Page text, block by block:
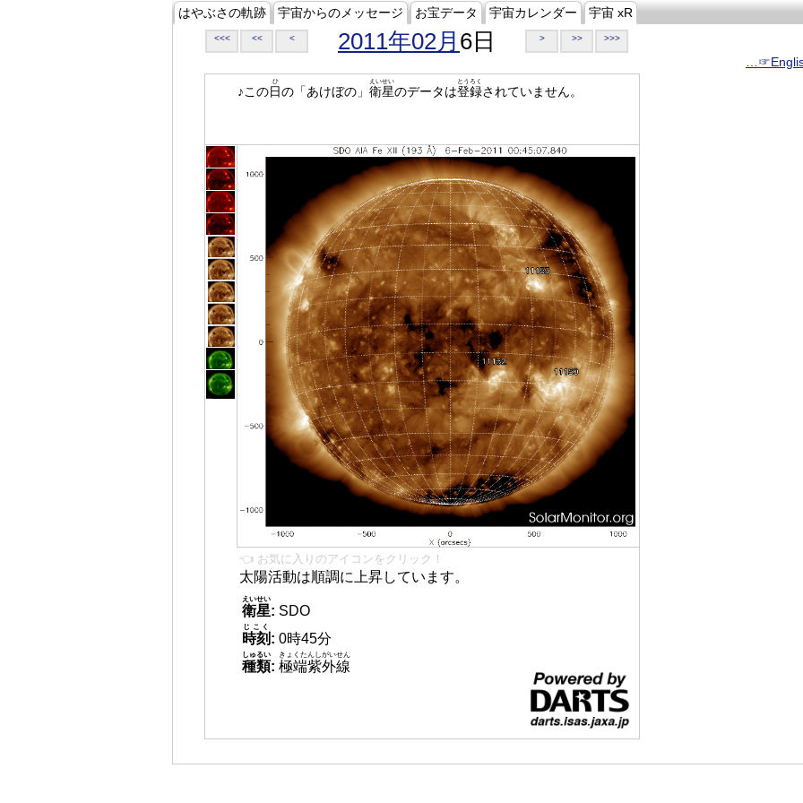
はやぶさの軌跡 宇宙からのメッセージ お宝データ 宇宙カレンダー 宇宙 xR
<<< << < 2011年02月 6日 > >> >>>
♪この日
ひ
の「あけぼの」 衛星
えいせい
のデータは登録
とうろく
されていません。
👈 お気に入りのアイコンをクリック！
太陽活動は順調に上昇しています。
衛星
えいせい
: SDO
時刻
じこく
: 0時45分
種類
しゅるい
: 極端紫外線
きょくたんしがいせん